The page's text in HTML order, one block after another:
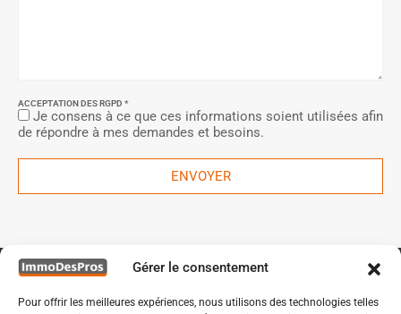
Gérer le consentement
Pour offrir les meilleures expériences, nous utilisons des technologies telles
ACCEPTATION DES RGPD *
Je consens à ce que ces informations soient utilisées afin
de répondre à mes demandes et besoins.
ENVOYER